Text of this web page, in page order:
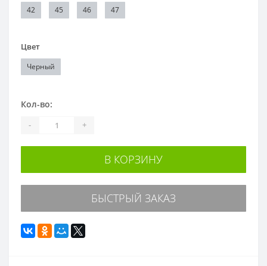
42 45 46 47
Цвет
Черный
Кол-во:
- +
В КОРЗИНУ
БЫСТРЫЙ ЗАКАЗ